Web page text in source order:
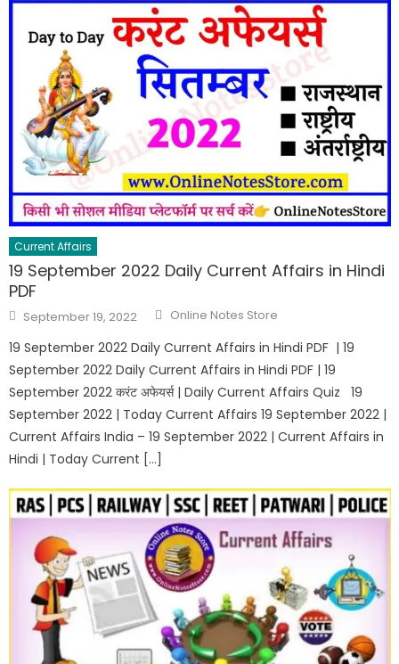
Current Affairs
19 September 2022 Daily Current Affairs in Hindi
PDF
September 19, 2022 Online Notes Store
19 September 2022 Daily Current Affairs in Hindi PDF | 19
September 2022 Daily Current Affairs in Hindi PDF | 19
September 2022 करंट अफेयर्स | Daily Current Affairs Quiz 19
September 2022 | Today Current Affairs 19 September 2022 |
Current Affairs India – 19 September 2022 | Current Affairs in
Hindi | Today Current […]